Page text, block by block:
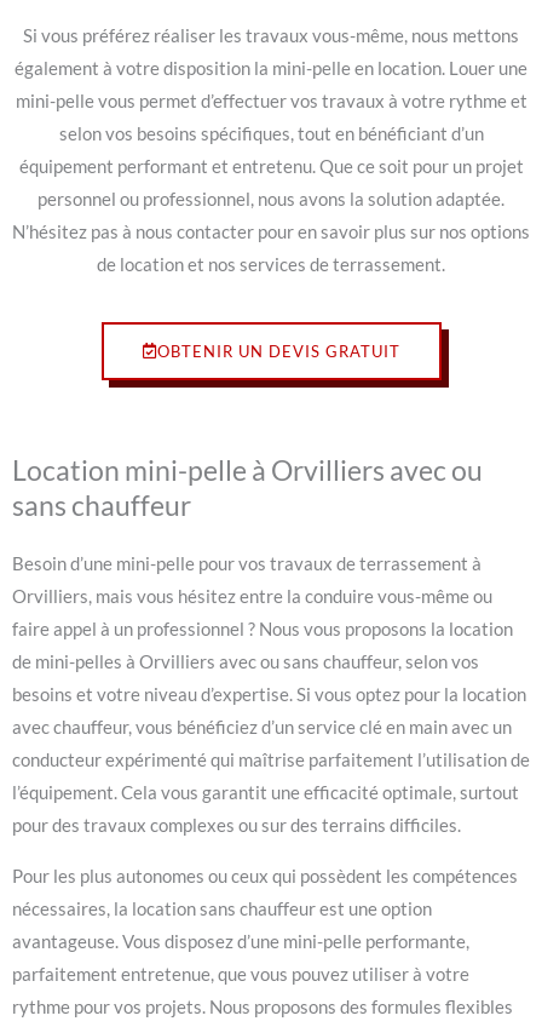
Si vous préférez réaliser les travaux vous-même, nous mettons
également à votre disposition la mini-pelle en location. Louer une
mini-pelle vous permet d’effectuer vos travaux à votre rythme et
selon vos besoins spécifiques, tout en bénéficiant d’un
équipement performant et entretenu. Que ce soit pour un projet
personnel ou professionnel, nous avons la solution adaptée.
N’hésitez pas à nous contacter pour en savoir plus sur nos options
de location et nos services de terrassement.
OBTENIR UN DEVIS GRATUIT
Location mini-pelle à Orvilliers avec ou
sans chauffeur
Besoin d’une mini-pelle pour vos travaux de terrassement à
Orvilliers, mais vous hésitez entre la conduire vous-même ou
faire appel à un professionnel ? Nous vous proposons la location
de mini-pelles à Orvilliers avec ou sans chauffeur, selon vos
besoins et votre niveau d’expertise. Si vous optez pour la location
avec chauffeur, vous bénéficiez d’un service clé en main avec un
conducteur expérimenté qui maîtrise parfaitement l’utilisation de
l’équipement. Cela vous garantit une efficacité optimale, surtout
pour des travaux complexes ou sur des terrains difficiles.
Pour les plus autonomes ou ceux qui possèdent les compétences
nécessaires, la location sans chauffeur est une option
avantageuse. Vous disposez d’une mini-pelle performante,
parfaitement entretenue, que vous pouvez utiliser à votre
rythme pour vos projets. Nous proposons des formules flexibles